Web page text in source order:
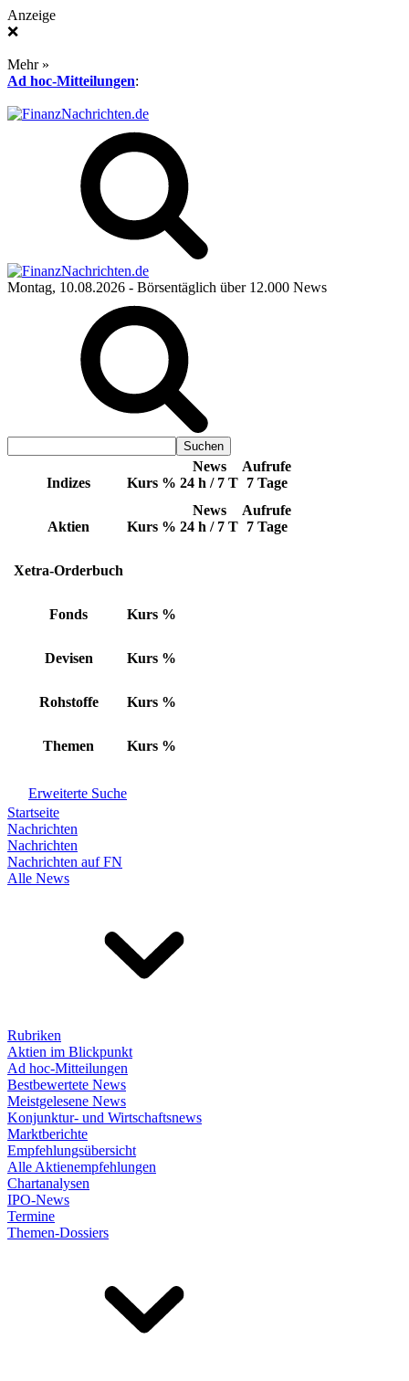
Anzeige
❌
Mehr »
Ad hoc-Mitteilungen:
Montag, 10.08.2026 - Börsentäglich über 12.000 News
Indizes Kurs %
News
24 h / 7 T
Aufrufe
7 Tage
Aktien Kurs %
News
24 h / 7 T
Aufrufe
7 Tage
Xetra-Orderbuch
Fonds Kurs %
Devisen Kurs %
Rohstoffe Kurs %
Themen Kurs %
Erweiterte Suche
Startseite
Nachrichten
Nachrichten
Nachrichten auf FN
Alle News
Rubriken
Aktien im Blickpunkt
Ad hoc-Mitteilungen
Bestbewertete News
Meistgelesene News
Konjunktur- und Wirtschaftsnews
Marktberichte
Empfehlungsübersicht
Alle Aktienempfehlungen
Chartanalysen
IPO-News
Termine
Themen-Dossiers